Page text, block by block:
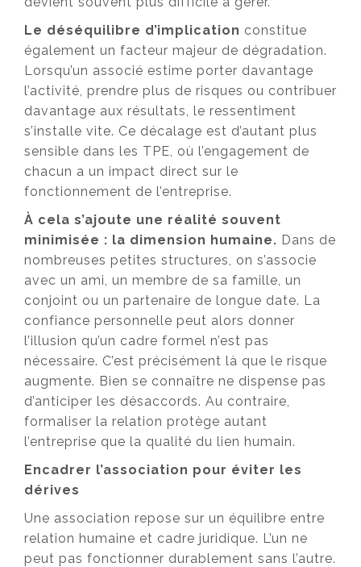
Le déséquilibre d’implication constitue
également un facteur majeur de dégradation.
Lorsqu’un associé estime porter davantage
l’activité, prendre plus de risques ou contribuer
davantage aux résultats, le ressentiment
s’installe vite. Ce décalage est d’autant plus
sensible dans les TPE, où l’engagement de
chacun a un impact direct sur le
fonctionnement de l’entreprise.
À cela s’ajoute une réalité souvent
minimisée : la dimension humaine. Dans de
nombreuses petites structures, on s’associe
avec un ami, un membre de sa famille, un
conjoint ou un partenaire de longue date. La
confiance personnelle peut alors donner
l’illusion qu’un cadre formel n’est pas
nécessaire. C’est précisément là que le risque
augmente. Bien se connaître ne dispense pas
d’anticiper les désaccords. Au contraire,
formaliser la relation protège autant
l’entreprise que la qualité du lien humain.
Encadrer l’association pour éviter les
dérives
Une association repose sur un équilibre entre
relation humaine et cadre juridique. L’un ne
peut pas fonctionner durablement sans l’autre.